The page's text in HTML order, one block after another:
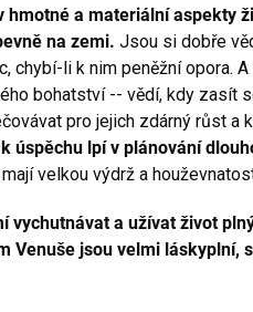
hmotné a materiální aspekty
na zemi. Jsou si dobře
chybí-li k nim peněžní opora.
bohatství -- vědí, kdy zasít
pro jejich zdárný růst a
úspěchu lpí v plánování
velkou výdrž a
vychutnávat a užívat život
Venuše jsou velmi láskyplní,